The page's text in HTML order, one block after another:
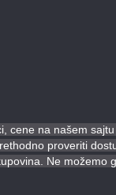
cene na našem
proveriti
Ne možemo